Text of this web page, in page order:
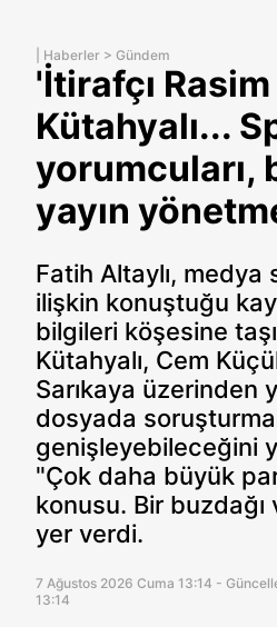
Haberler > Gündem
'İtirafçı
Kütahyalı...
yorumcuları,
yayın
Fatih Altaylı, medya
ilişkin konuştuğu
bilgileri köşesine
Kütahyalı, Cem
Sarıkaya üzerinden
dosyada
genişleyebileceğini
"Çok daha büyük
konusu. Bir
yer verdi.
7 Ağustos 2026 Cuma 13:14 -
13:14